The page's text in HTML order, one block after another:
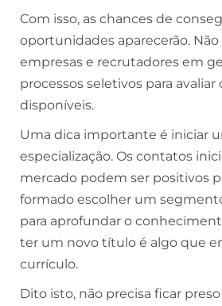
Com isso, as chances de
oportunidades aparecerão. Não
empresas e recrutadores em
processos seletivos para
disponíveis.
Uma dica importante é iniciar
especialização. Os contatos
mercado podem ser positivos
formado escolher um
para aprofundar o
ter um novo título é algo que
currículo.
Dito isto, não precisa ficar